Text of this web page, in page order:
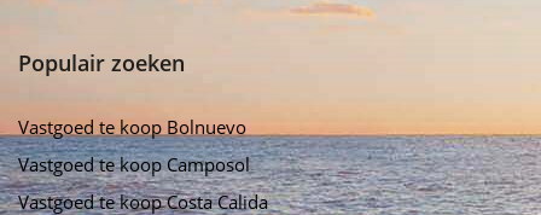
Populair zoeken
Vastgoed te koop Bolnuevo
Vastgoed te koop Camposol
Vastgoed te koop Costa Calida